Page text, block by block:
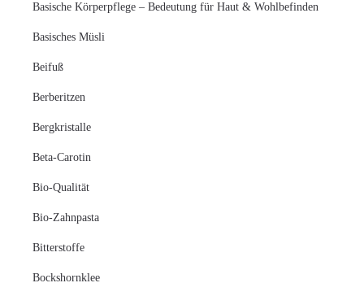
Basische Körperpflege – Bedeutung für Haut & Wohlbefinden
Basisches Müsli
Beifuß
Berberitzen
Bergkristalle
Beta-Carotin
Bio-Qualität
Bio-Zahnpasta
Bitterstoffe
Bockshornklee